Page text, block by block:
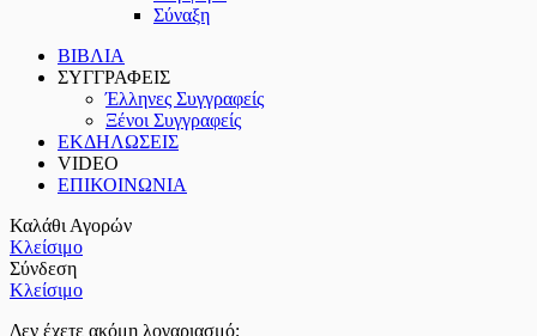
Σύναξη
ΒΙΒΛΙΑ
ΣΥΓΓΡΑΦΕΙΣ
Έλληνες Συγγραφείς
Ξένοι Συγγραφείς
ΕΚΔΗΛΩΣΕΙΣ
VIDEO
ΕΠΙΚΟΙΝΩΝΙΑ
Καλάθι Αγορών
Κλείσιμο
Σύνδεση
Κλείσιμο
Δεν έχετε ακόμη λογαριασμό;